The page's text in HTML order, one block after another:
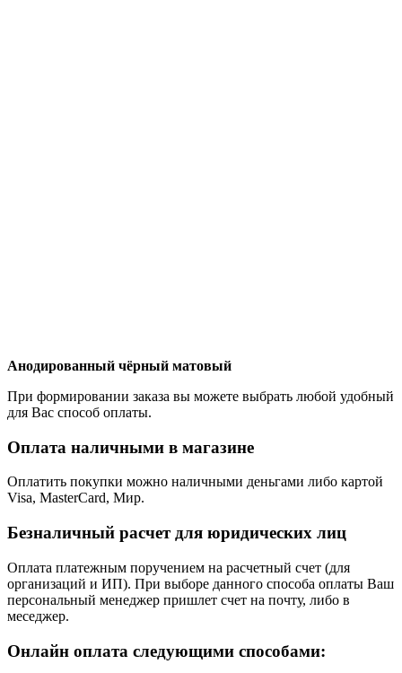
Анодированный чёрный матовый
При формировании заказа вы можете выбрать любой удобный
для Вас способ оплаты.
Оплата наличными в магазине
Оплатить покупки можно наличными деньгами либо картой
Visa, MasterCard, Мир.
Безналичный расчет для юридических лиц
Оплата платежным поручением на расчетный счет (для
организаций и ИП). При выборе данного способа оплаты Ваш
персональный менеджер пришлет счет на почту, либо в
меседжер.
Онлайн оплата следующими способами: